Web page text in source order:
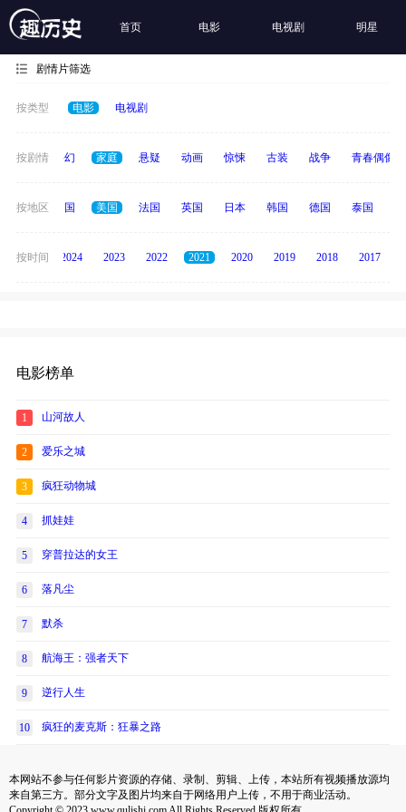
首页 电影 电视剧 明星
剧情片筛选
按类型 电影 电视剧
按剧情
经典 科幻 家庭 悬疑 动画 惊悚 古装 战争 青春偶像
按地区
全部 中国 美国 法国 英国 日本 韩国 德国 泰国
按时间
2025 2024 2023 2022 2021 2020 2019 2018 2017
电影榜单
1 山河故人
2 爱乐之城
3 疯狂动物城
4 抓娃娃
5 穿普拉达的女王
6 落凡尘
7 默杀
8 航海王：强者天下
9 逆行人生
10 疯狂的麦克斯：狂暴之路
本网站不参与任何影片资源的存储、录制、剪辑、上传，本站所有视频播放源均
来自第三方。部分文字及图片均来自于网络用户上传，不用于商业活动。